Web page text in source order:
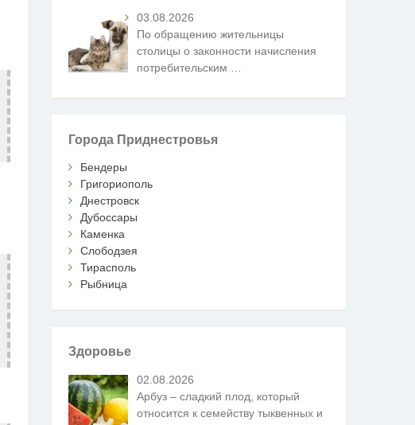
03.08.2026
По обращению жительницы
столицы о законности начисления
потребительским
Города Приднестровья
Бендеры
Григориополь
Днестровск
Дубоссары
Каменка
Слободзея
Тирасполь
Рыбница
Здоровье
02.08.2026
Арбуз – сладкий плод, который
относится к семейству тыквенных и